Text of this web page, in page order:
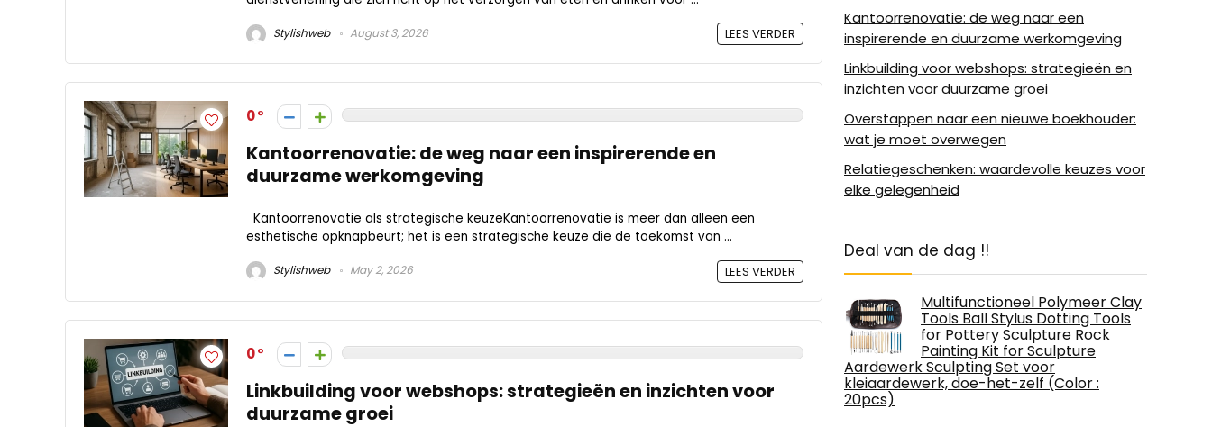
Stylishweb August 3, 2026 LEES VERDER
0
Kantoorrenovatie: de weg naar een inspirerende en
duurzame werkomgeving
Kantoorrenovatie als strategische keuzeKantoorrenovatie is meer dan alleen een
esthetische opknapbeurt; het is een strategische keuze die de toekomst van ...
Stylishweb May 2, 2026 LEES VERDER
0
Linkbuilding voor webshops: strategieën en inzichten voor
duurzame groei
Kantoorrenovatie: de weg naar een
inspirerende en duurzame werkomgeving
Linkbuilding voor webshops: strategieën en
inzichten voor duurzame groei
Overstappen naar een nieuwe boekhouder:
wat je moet overwegen
Relatiegeschenken: waardevolle keuzes voor
elke gelegenheid
Deal van de dag !!
Multifunctioneel Polymeer Clay
Tools Ball Stylus Dotting Tools
for Pottery Sculpture Rock
Painting Kit for Sculpture
Aardewerk Sculpting Set voor
kleiaardewerk, doe-het-zelf (Color :
20pcs)